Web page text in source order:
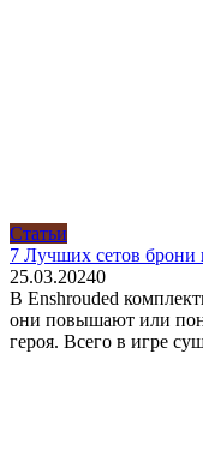
Статьи
7 Лучших сетов брони
25.03.20240
В Enshrouded
они повышают или
героя. Всего в игре